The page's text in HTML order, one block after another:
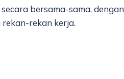
bersama-sama, dengan
rekan kerja.